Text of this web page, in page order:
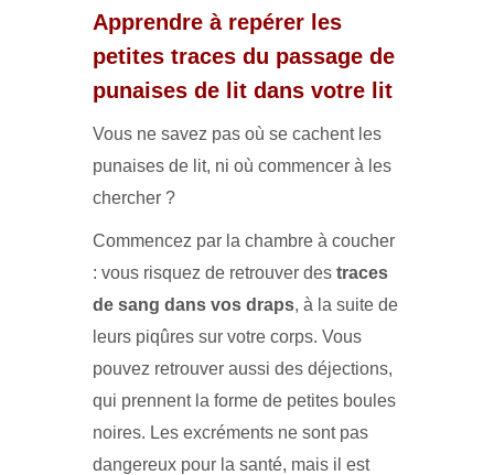
Apprendre à repérer les
petites traces du passage de
punaises de lit dans votre lit
Vous ne savez pas où se cachent les
punaises de lit, ni où commencer à les
chercher ?
Commencez par la chambre à coucher
: vous risquez de retrouver des traces
de sang dans vos draps, à la suite de
leurs piqûres sur votre corps. Vous
pouvez retrouver aussi des déjections,
qui prennent la forme de petites boules
noires. Les excréments ne sont pas
dangereux pour la santé, mais il est